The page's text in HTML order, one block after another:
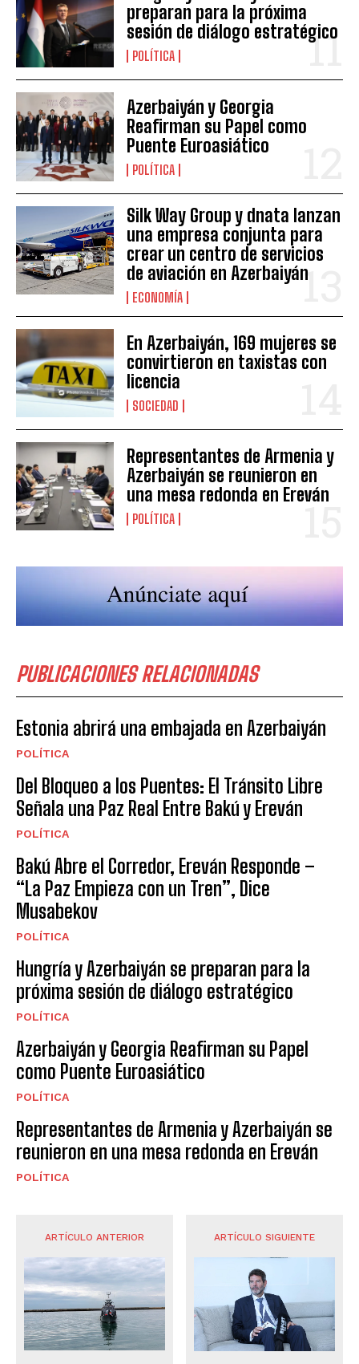
preparan para la próxima
sesión de diálogo estratégico
POLÍTICA
Azerbaiyán y Georgia
Reafirman su Papel como
Puente Euroasiático
POLÍTICA
Silk Way Group y dnata lanzan
una empresa conjunta para
crear un centro de servicios
de aviación en Azerbaiyán
ECONOMÍA
En Azerbaiyán, 169 mujeres se
convirtieron en taxistas con
licencia
SOCIEDAD
Representantes de Armenia y
Azerbaiyán se reunieron en
una mesa redonda en Ereván
POLÍTICA
PUBLICACIONES RELACIONADAS
Estonia abrirá una embajada en Azerbaiyán
POLÍTICA
Del Bloqueo a los Puentes: El Tránsito Libre
Señala una Paz Real Entre Bakú y Ereván
POLÍTICA
Bakú Abre el Corredor, Ereván Responde –
“La Paz Empieza con un Tren”, Dice
Musabekov
POLÍTICA
Hungría y Azerbaiyán se preparan para la
próxima sesión de diálogo estratégico
POLÍTICA
Azerbaiyán y Georgia Reafirman su Papel
como Puente Euroasiático
POLÍTICA
Representantes de Armenia y Azerbaiyán se
reunieron en una mesa redonda en Ereván
POLÍTICA
ARTÍCULO ANTERIOR ARTÍCULO SIGUIENTE